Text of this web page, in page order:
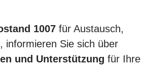
1007 für Austausch,
informieren Sie sich über
und Unterstützung für Ihre